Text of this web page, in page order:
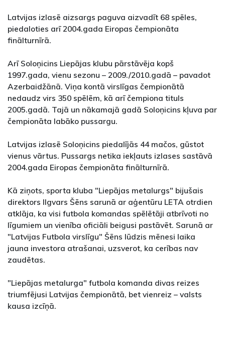
Latvijas izlasē aizsargs paguva aizvadīt 68 spēles,
piedaloties arī 2004.gada Eiropas čempionāta
finālturnīrā.
Arī Soloņicins Liepājas klubu pārstāvēja kopš
1997.gada, vienu sezonu – 2009./2010.gadā – pavadot
Azerbaidžānā. Viņa kontā virslīgas čempionātā
nedaudz virs 350 spēlēm, kā arī čempiona tituls
2005.gadā. Tajā un nākamajā gadā Soloņicins kļuva par
čempionāta labāko pussargu.
Latvijas izlasē Soloņicins piedalījās 44 mačos, gūstot
vienus vārtus. Pussargs netika iekļauts izlases sastāvā
2004.gada Eiropas čempionāta finālturnīrā.
Kā ziņots, sporta kluba "Liepājas metalurgs" bijušais
direktors Ilgvars Šēns sarunā ar aģentūru LETA otrdien
atklāja, ka visi futbola komandas spēlētāji atbrīvoti no
līgumiem un vienība oficiāli beigusi pastāvēt. Sarunā ar
"Latvijas Futbola virslīgu" Šēns lūdzis mēnesi laika
jauna investora atrašanai, uzsverot, ka cerības nav
zaudētas.
"Liepājas metalurga" futbola komanda divas reizes
triumfējusi Latvijas čempionātā, bet vienreiz – valsts
kausa izcīņā.